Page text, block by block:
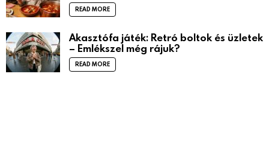
READ MORE
Akasztófa játék: Retró boltok és üzletek
– Emlékszel még rájuk?
READ MORE